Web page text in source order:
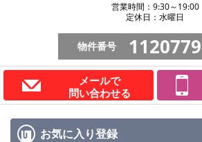
営業時間：9:30～19:00
定休日：水曜日
物件番号
メールで
問い合わせる
お気に入り登録